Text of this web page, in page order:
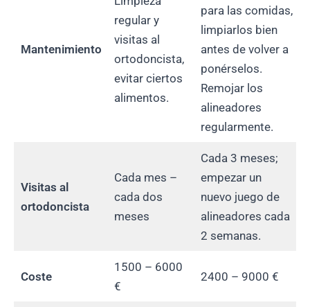
Mantenimiento
regular y
visitas al
ortodoncista,
evitar ciertos
alimentos.
para las comidas,
limpiarlos bien
antes de volver a
ponérselos.
Remojar los
alineadores
regularmente.
Visitas al
ortodoncista
Cada mes –
cada dos
meses
Cada 3 meses;
empezar un
nuevo juego de
alineadores cada
2 semanas.
Coste
1500 – 6000
€
2400 – 9000 €